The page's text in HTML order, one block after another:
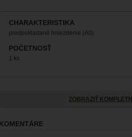
CHARAKTERISTIKA
predpokladané hniezdenie (A0)
POČETNOSŤ
1 ks
ZOBRAZIŤ
KOMENTÁRE